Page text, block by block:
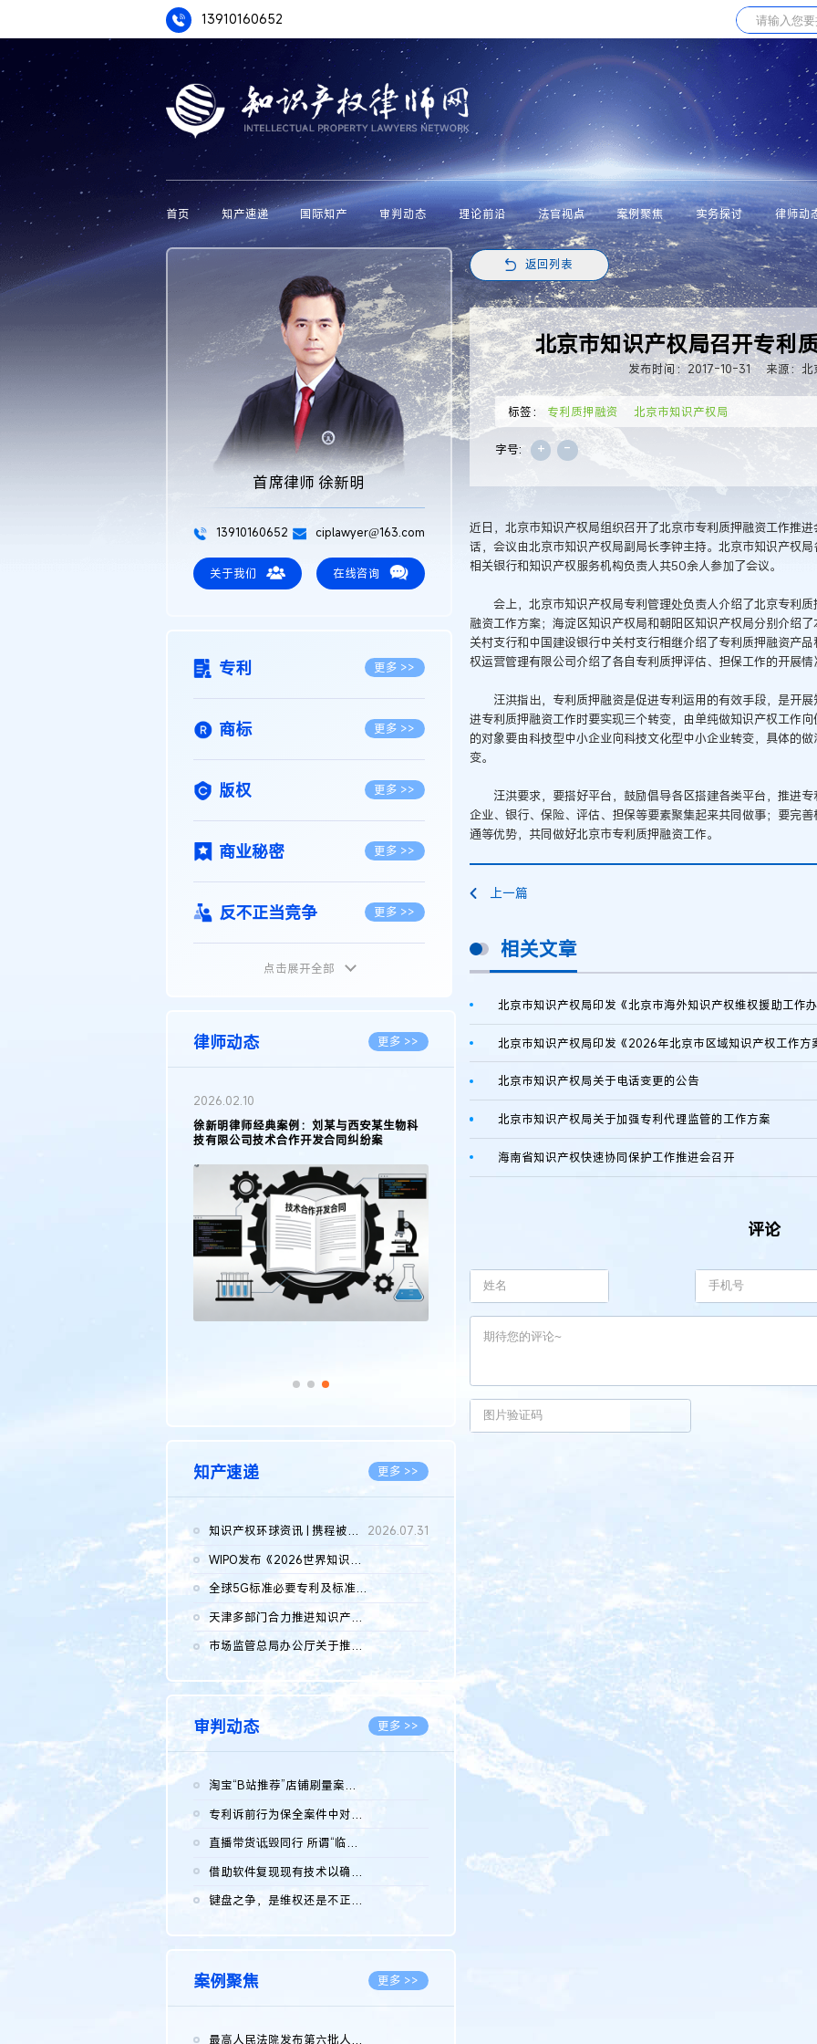
13910160652
首页 知产速递 国际知产 审判动态 理论前沿 法官视点 案例聚焦 实务探讨 律师动
首席律师 徐新明
13910160652 ciplawyer@163.com
关于我们 在线咨询
专利 更多 >>
商标 更多 >>
版权 更多 >>
商业秘密 更多 >>
反不正当竞争 更多 >>
植物新品种
地理标志 更多 >>
集成电路布图设计
传统文化 更多 >>
点击展开全部
律师动态 更多 >>
2026.05.11
徐新明律师接受《天津日报》采访：解读
2025年度天津市专利行政保护案例
2026.03.09
著名知识产权律师徐新明接受《中国经营
报》采访：技术革新下知识产权保护面临新
挑战与应对策略
2026.02.10
徐新明律师经典
技有限公司技术
知产速递 更多 >>
知识产权环球资讯 | 携程被市监总局罚51.79亿；瑞幸泰国商标案上...
2026.07.31
WIPO发布《2026世界知识产权报告》 含报告全文
全球5G标准必要专利及标准提案研究报告（2026年）全文发布
天津多部门合力推进知识产权保护工作
2026.08.05
市场监管总局办公厅关于推广第一批全国商业秘密保护创新试点典型...
2026.08.05
审判动态 更多 >>
淘宝“B站推荐”店铺刷量案维持原判，两被告连带赔偿150万元
专利诉前行为保全案件中对仿制药申请人曾作出三类声明的考量及违...
直播带货诋毁同行 所谓“临场发挥”不免责
借助软件复现现有技术以确认相关参数特征是否被公开
键盘之争，是维权还是不正当竞争？
案例聚焦 更多 >>
最高人民法院发布第六批人民法院种业知识产权司法保护典型案例 含...
返回列表
北京市知识产权局召开专利
发布时间：2017-10-31 来源：北
标签： 专利质押融资 北京市知识产权局
字号: + -
近日，北京市知识产权局组织召开了北京市专利质押融资工作推
话，会议由北京市知识产权局副局长李钟主持。北京市知识产权
相关银行和知识产权服务机构负责人共50余人参加了会议。
会上，北京市知识产权局专利管理处负责人介绍了北京专利质
融资工作方案；海淀区知识产权局和朝阳区知识产权局分别介绍
关村支行和中国建设银行中关村支行相继介绍了专利质押融资产
权运营管理有限公司介绍了各自专利质押评估、担保工作的开展
汪洪指出，专利质押融资是促进专利运用的有效手段，是开展
进专利质押融资工作时要实现三个转变，由单纯做知识产权工作
的对象要由科技型中小企业向科技文化型中小企业转变，具体的
变。
汪洪要求，要搭好平台，鼓励倡导各区搭建各类平台，推进专
企业、银行、保险、评估、担保等要素聚集起来共同做事；要完
通等优势，共同做好北京市专利质押融资工作。
上一篇
相关文章
北京市知识产权局印发《北京市海外知识产权维权援助工作
北京市知识产权局印发《2026年北京市区域知识产权工作方
北京市知识产权局关于电话变更的公告
北京市知识产权局关于加强专利代理监管的工作方案
海南省知识产权快速协同保护工作推进会召开
评论